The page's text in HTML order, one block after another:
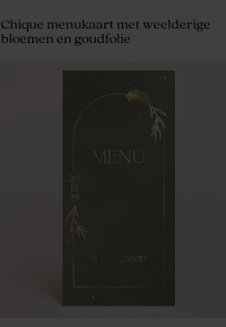
De Bock dragees velvet bordeaux 1kg
Chique menukaart met weelderige
bloemen en goudfolie